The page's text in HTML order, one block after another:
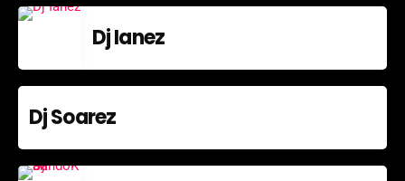
Dj Ianez
Dj Soarez